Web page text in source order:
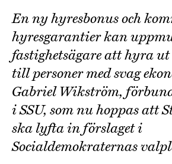
En ny hyresbonus och
hyresgarantier kan
fastighetsägare att hyra ut
till personer med svag
Gabriel Wikström,
i SSU, som nu hoppas att
ska lyfta in förslaget i
Socialdemokraternas